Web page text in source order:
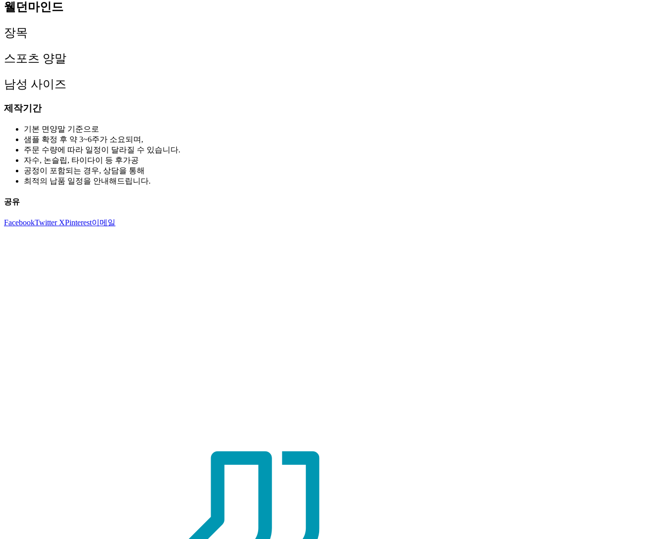
웰던마인드
장목
스포츠 양말
남성 사이즈
제작기간
기본 면양말 기준으로
샘플 확정 후 약 3~6주가 소요되며,
주문 수량에 따라 일정이 달라질 수 있습니다.
자수, 논슬립, 타이다이 등 후가공
공정이 포함되는 경우, 상담을 통해
최적의 납품 일정을 안내해드립니다.
공유
FacebookTwitter XPinterest이메일